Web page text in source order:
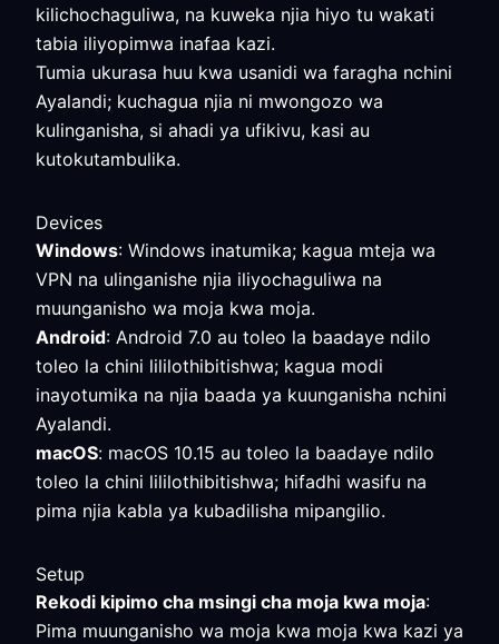
kilichochaguliwa, na kuweka njia hiyo tu wakati
tabia iliyopimwa inafaa kazi.
Tumia ukurasa huu kwa usanidi wa faragha nchini
Ayalandi; kuchagua njia ni mwongozo wa
kulinganisha, si ahadi ya ufikivu, kasi au
kutokutambulika.
Devices
Windows: Windows inatumika; kagua mteja wa
VPN na ulinganishe njia iliyochaguliwa na
muunganisho wa moja kwa moja.
Android: Android 7.0 au toleo la baadaye ndilo
toleo la chini lililothibitishwa; kagua modi
inayotumika na njia baada ya kuunganisha nchini
Ayalandi.
macOS: macOS 10.15 au toleo la baadaye ndilo
toleo la chini lililothibitishwa; hifadhi wasifu na
pima njia kabla ya kubadilisha mipangilio.
Setup
Rekodi kipimo cha msingi cha moja kwa moja:
Pima muunganisho wa moja kwa moja kwa kazi ya